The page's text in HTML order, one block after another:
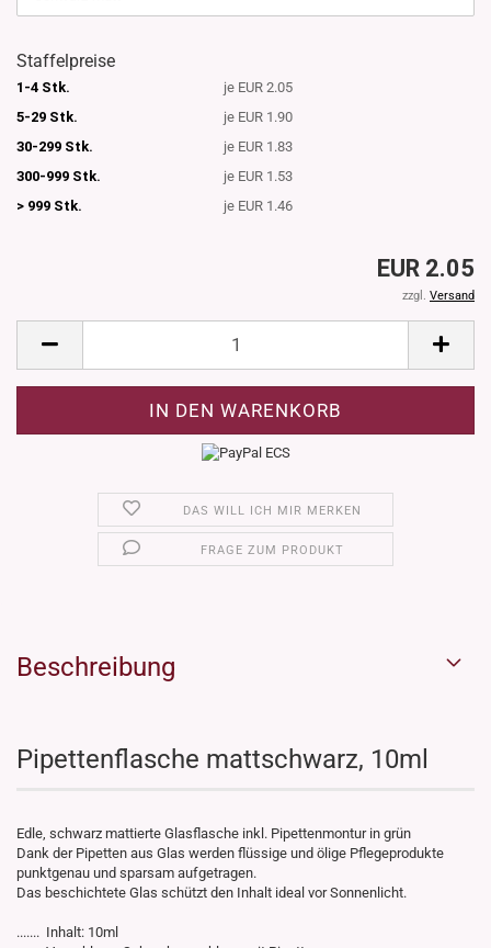
Staffelpreise
1-4 Stk.
je EUR 2.05
5-29 Stk.
je EUR 1.90
30-299 Stk.
je EUR 1.83
300-999 Stk.
je EUR 1.53
> 999 Stk.
je EUR 1.46
EUR 2.05
zzgl. Versand
DAS WILL ICH MIR MERKEN
FRAGE ZUM PRODUKT
Beschreibung
Pipettenflasche mattschwarz, 10ml
Edle, schwarz mattierte Glasflasche inkl. Pipettenmontur in grün
Dank der Pipetten aus Glas werden flüssige und ölige Pflegeprodukte
punktgenau und sparsam aufgetragen.
Das beschichtete Glas schützt den Inhalt ideal vor Sonnenlicht.
....... Inhalt: 10ml